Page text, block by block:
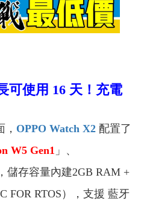
可使用 16 天！ 充電
OPPO Watch X2 配置了
W5 Gen1 」、
儲存容量內建2GB RAM +
FOR RTOS），支援 藍牙